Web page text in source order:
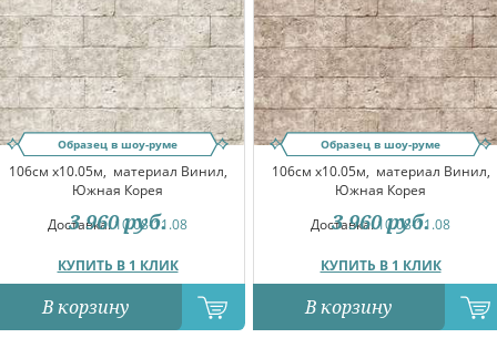
Образец в шоу-руме
106см x10.05м, материал Винил,
Южная Корея
Доставка:10.08-11.08
КУПИТЬ В 1 КЛИК
3 960 руб.
В корзину
Образец в шоу-руме
106см x10.05м, материал Винил,
Южная Корея
Доставка:10.08-11.08
КУПИТЬ В 1 КЛИК
3 960 руб.
В корзину